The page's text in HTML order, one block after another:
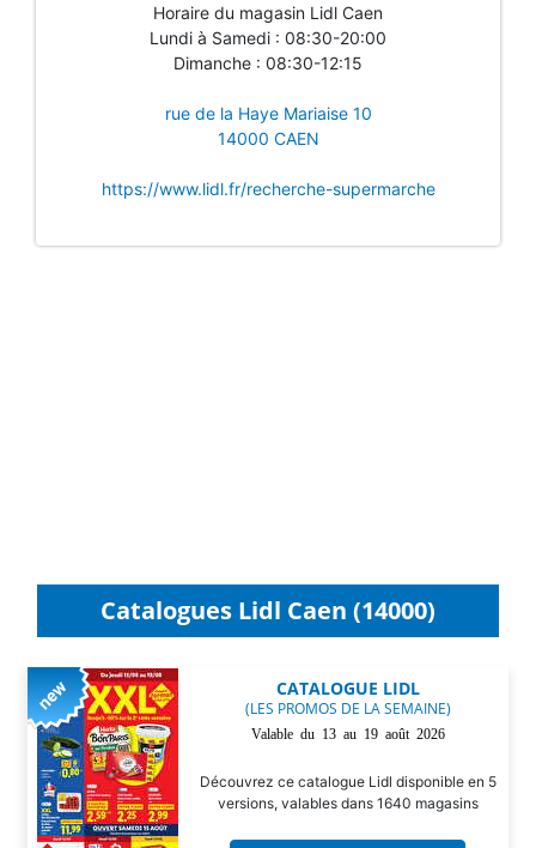
Horaire du magasin Lidl Caen
Lundi à Samedi : 08:30-20:00
Dimanche : 08:30-12:15
rue de la Haye Mariaise 10
14000 CAEN
https://www.lidl.fr/recherche-supermarche
Catalogues Lidl Caen (14000)
CATALOGUE LIDL
(LES PROMOS DE LA SEMAINE)
Valable du 13 au 19 août 2026
Découvrez ce catalogue Lidl disponible en 5
versions, valables dans 1640 magasins